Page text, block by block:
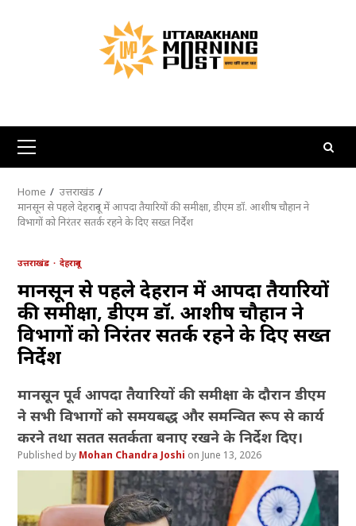
Primary
Menu
Home
उत्तराखंड
मानसून से पहले देहरादून में आपदा तैयारियों की समीक्षा, डीएम डॉ. आशीष चौहान ने
विभागों को निरंतर सतर्क रहने के दिए सख्त निर्देश
उत्तराखंड देहरादून
मानसून से पहले देहरादून में आपदा तैयारियों
की समीक्षा, डीएम डॉ. आशीष चौहान ने
विभागों को निरंतर सतर्क रहने के दिए सख्त
निर्देश
मानसून पूर्व आपदा तैयारियों की समीक्षा के दौरान डीएम
ने सभी विभागों को समयबद्ध और समन्वित रूप से कार्य
करने तथा सतत सतर्कता बनाए रखने के निर्देश दिए।
Mohan Chandra Joshi June 13, 2026